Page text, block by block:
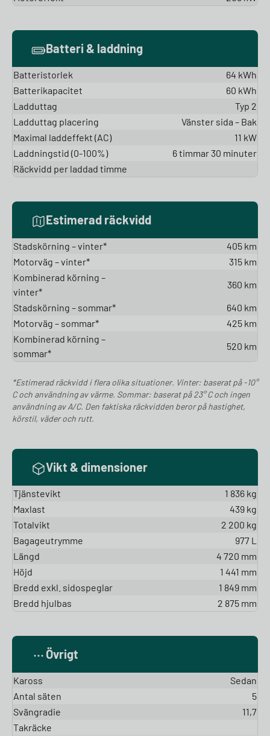
Batteri & laddning
Batteristorlek
64 kWh
Batterikapacitet
60 kWh
Ladduttag
Typ 2
Ladduttag placering
Vänster sida – Bak
Maximal laddeffekt (AC)
11 kW
Laddningstid (0-100%)
6 timmar 30 minuter
Räckvidd per laddad timme
Estimerad räckvidd
Stadskörning – vinter*
405 km
Motorväg – vinter*
315 km
Kombinerad körning –
vinter*
360 km
Stadskörning – sommar*
640 km
Motorväg – sommar*
425 km
Kombinerad körning –
sommar*
520 km
*Estimerad räckvidd i flera olika situationer. Vinter: baserat på -10°
C och användning av värme. Sommar: baserat på 23° C och ingen
användning av A/C. Den faktiska räckvidden beror på hastighet,
körstil, väder och rutt.
Vikt & dimensioner
Tjänstevikt
1 836 kg
Maxlast
439 kg
Totalvikt
2 200 kg
Bagageutrymme
977 L
Längd
4 720 mm
Höjd
1 441 mm
Bredd exkl. sidospeglar
1 849 mm
Bredd hjulbas
2 875 mm
Övrigt
Kaross
Sedan
Antal säten
5
Svängradie
11,7
Takräcke